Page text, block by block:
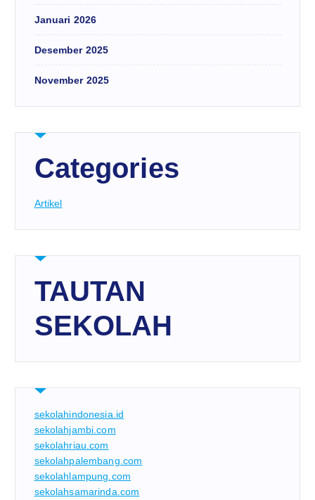
Januari 2026
Desember 2025
November 2025
Categories
Artikel
TAUTAN
SEKOLAH
sekolahindonesia.id
sekolahjambi.com
sekolahriau.com
sekolahpalembang.com
sekolahlampung.com
sekolahsamarinda.com